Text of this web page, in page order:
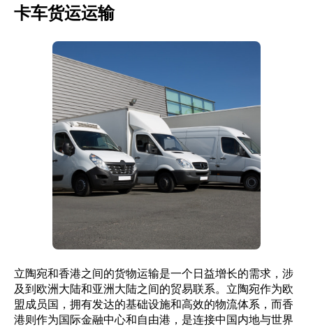
卡车货运运输
立陶宛和香港之间的货物运输是一个日益增长的需求，涉
及到欧洲大陆和亚洲大陆之间的贸易联系。立陶宛作为欧
盟成员国，拥有发达的基础设施和高效的物流体系，而香
港则作为国际金融中心和自由港，是连接中国内地与世界